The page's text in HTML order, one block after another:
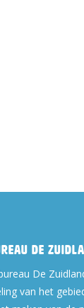
De
De
van het